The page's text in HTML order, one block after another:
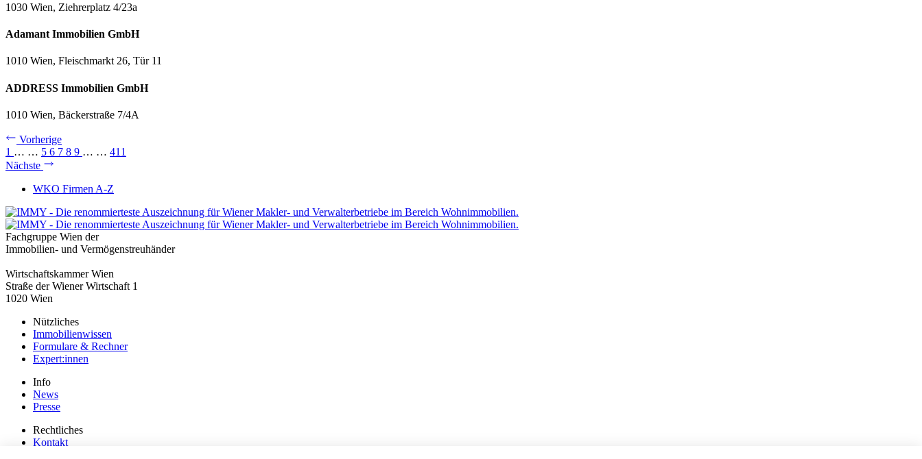
1030 Wien, Ziehrerplatz 4/23a
Adamant Immobilien GmbH
1010 Wien, Fleischmarkt 26, Tür 11
ADDRESS Immobilien GmbH
1010 Wien, Bäckerstraße 7/4A
Vorherige
1 … … 5 6 7 8 9 … … 411
Nächste
WKO Firmen A-Z
Fachgruppe Wien der
Immobilien- und Vermögenstreuhänder
Wirtschaftskammer Wien
Straße der Wiener Wirtschaft 1
1020 Wien
Nützliches
Immobilienwissen
Formulare & Rechner
Expert:innen
Info
News
Presse
Rechtliches
Kontakt